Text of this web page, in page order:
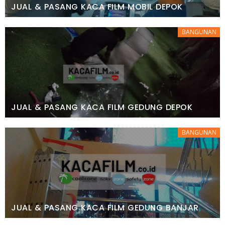
JUAL & PASANG KACA FILM MOBIL DEPOK
BANGUNAN
JUAL & PASANG KACA FILM GEDUNG DEPOK
BANGUNAN
JUAL & PASANG KACA FILM GEDUNG BANJAR